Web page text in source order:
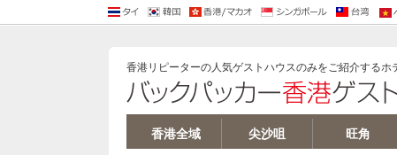
香港リピーターの人気ゲストハウスのみをご紹介するホ
香港全域 尖沙咀 旺角
バーツ 両替
バンコク ホテル
パタヤ ホテル
バンコクリピーターブログ
バンコク ゲストハウス/安宿
ソウル ゲストハウス
ソウル ホテル
韓国ウォン 両替香港ドル 両替
香港 ホテル
マカオ ホテル
香港 ゲストハウスシンガポールドル 両替
シンガポール ホテル台湾ドル 両
台北 ホテル